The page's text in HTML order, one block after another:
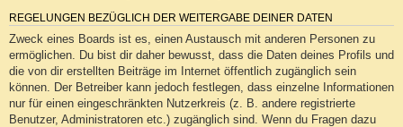
REGELUNGEN BEZÜGLICH DER WEITERGABE DEINER DATEN
Zweck eines Boards ist es, einen Austausch mit anderen Personen zu
ermöglichen. Du bist dir daher bewusst, dass die Daten deines Profils und
die von dir erstellten Beiträge im Internet öffentlich zugänglich sein
können. Der Betreiber kann jedoch festlegen, dass einzelne Informationen
nur für einen eingeschränkten Nutzerkreis (z. B. andere registrierte
Benutzer, Administratoren etc.) zugänglich sind. Wenn du Fragen dazu